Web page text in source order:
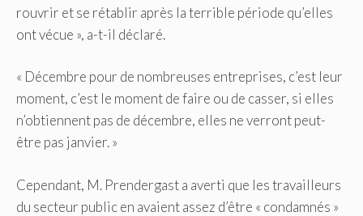
rouvrir et se rétablir après la terrible période qu’elles
ont vécue », a-t-il déclaré.
« Décembre pour de nombreuses entreprises, c’est leur
moment, c’est le moment de faire ou de casser, si elles
n’obtiennent pas de décembre, elles ne verront peut-
être pas janvier. »
Cependant, M. Prendergast a averti que les travailleurs
du secteur public en avaient assez d’être « condamnés »